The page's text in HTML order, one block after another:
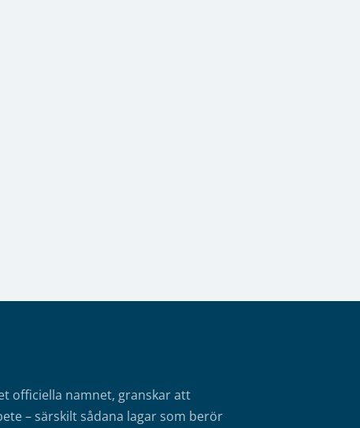
officiella namnet, granskar att
– särskilt sådana lagar som berör